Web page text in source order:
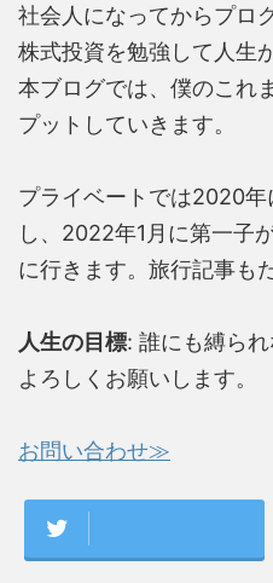
社会人になってからプロ
株式投資を勉強して人生
本ブログでは、僕のこれ
プットしていきます。
プライベートでは2020
し、2022年1月に第一子
に行きます。旅行記事も
人生の目標: 誰にも縛ら
よろしくお願いします。
お問い合わせ≫